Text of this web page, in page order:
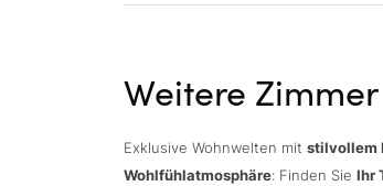
Weitere Zimmer
Exklusive Wohnwelten mit stilvollem
Wohlfühlatmosphäre: Finden Sie Ihr